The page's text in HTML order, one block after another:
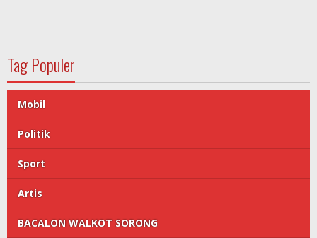
Tag Populer
Mobil
Politik
Sport
Artis
BACALON WALKOT SORONG